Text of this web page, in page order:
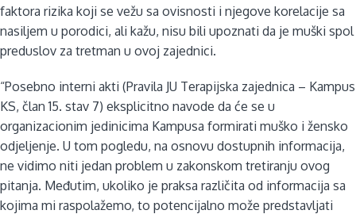
faktora rizika koji se vežu sa ovisnosti i njegove korelacije sa
nasiljem u porodici, ali kažu, nisu bili upoznati da je muški spol
preduslov za tretman u ovoj zajednici.
“Posebno interni akti (Pravila JU Terapijska zajednica – Kampus
KS, član 15. stav 7) eksplicitno navode da će se u
organizacionim jedinicima Kampusa formirati muško i žensko
odjeljenje. U tom pogledu, na osnovu dostupnih informacija,
ne vidimo niti jedan problem u zakonskom tretiranju ovog
pitanja. Međutim, ukoliko je praksa različita od informacija sa
kojima mi raspolažemo, to potencijalno može predstavljati